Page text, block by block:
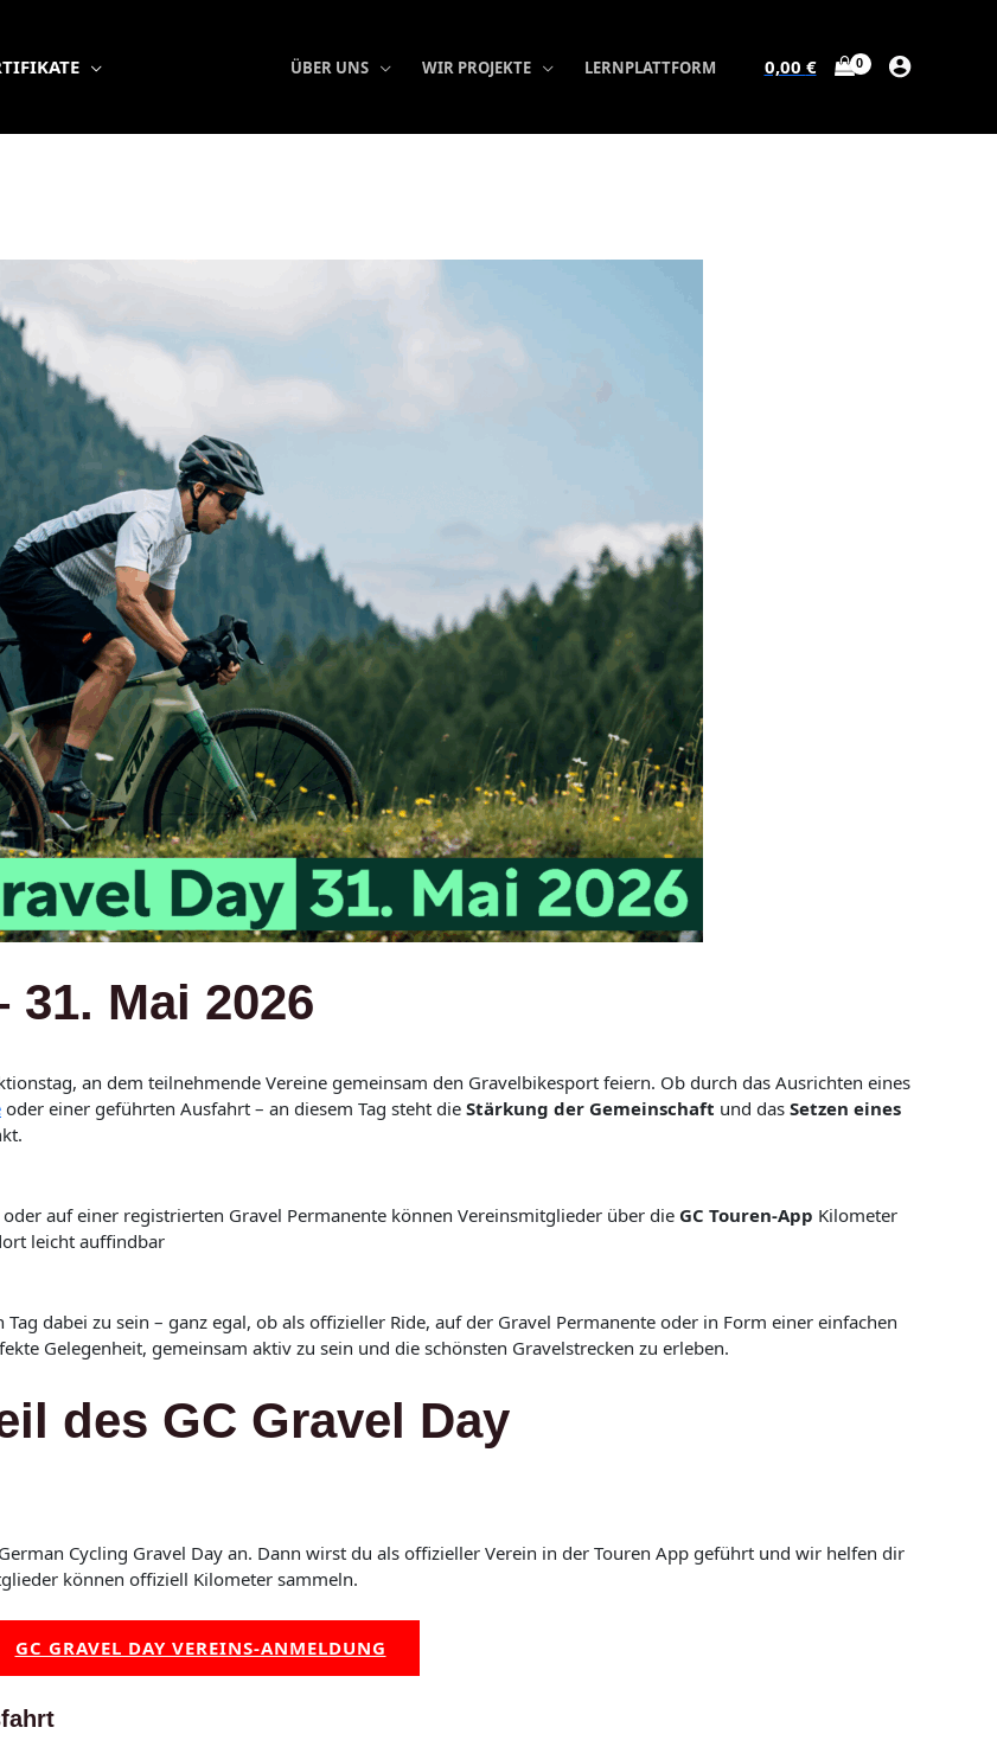
ÜBER UNS WIR PROJEKTE LERNPLATTFORM 0,00 €
Mai 2026
an dem teilnehmende Vereine gemeinsam den Gravelbikesport feiern. Ob durch das Ausrichten eines
oder einer geführten Ausfahrt – an diesem Tag steht die Stärkung der Gemeinschaft und das Setzen eines
auf einer registrierten Gravel Permanente können Vereinsmitglieder über die GC Touren-App Kilometer
leicht auffindbar
dabei zu sein – ganz egal, ob als offizieller Ride, auf der Gravel Permanente oder in Form einer einfachen
Gelegenheit, gemeinsam aktiv zu sein und die schönsten Gravelstrecken zu erleben.
des GC Gravel Day
Cycling Gravel Day an. Dann wirst du als offizieller Verein in der Touren App geführt und wir helfen dir
können offiziell Kilometer sammeln.
GC GRAVEL DAY VEREINS-ANMELDUNG